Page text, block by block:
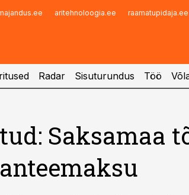
aritehnoloogia.ee raamatupidaja.ee
Radar Sisuturundus Töö
Saksamaa